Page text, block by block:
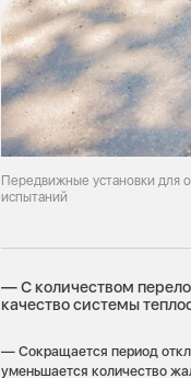
Передвижные установки для
испытаний
— С количеством
качество системы
— Сокращается период
уменьшается количество